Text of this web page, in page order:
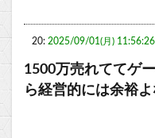
20: 2025/09/01(月)
1500万売れててゲ
ら経営的には余裕